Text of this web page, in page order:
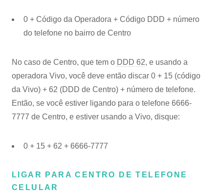
0 + Código da Operadora + Código DDD + número
do telefone no bairro de Centro
No caso de Centro, que tem o DDD 62, e usando a
operadora Vivo, você deve então discar 0 + 15 (código
da Vivo) + 62 (DDD de Centro) + número de telefone.
Então, se você estiver ligando para o telefone 6666-
7777 de Centro, e estiver usando a Vivo, disque:
0 + 15 + 62 + 6666-7777
LIGAR PARA CENTRO DE TELEFONE
CELULAR